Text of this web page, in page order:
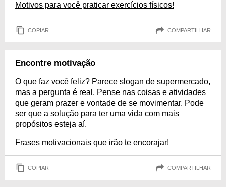
Motivos para você praticar exercícios físicos!
COPIAR COMPARTILHAR
Encontre motivação
O que faz você feliz? Parece slogan de supermercado,
mas a pergunta é real. Pense nas coisas e atividades
que geram prazer e vontade de se movimentar. Pode
ser que a solução para ter uma vida com mais
propósitos esteja aí.
Frases motivacionais que irão te encorajar!
COPIAR COMPARTILHAR